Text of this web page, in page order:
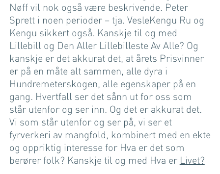
Nøff vil nok også være beskrivende. Peter
Sprett i noen perioder – tja. VesleKengu Ru og
Kengu sikkert også. Kanskje til og med
Lillebill og Den Aller Lillebilleste Av Alle? Og
kanskje er det akkurat det, at årets Prisvinner
er på en måte alt sammen, alle dyra i
Hundremeterskogen, alle egenskaper på en
gang. Hvertfall ser det sånn ut for oss som
står utenfor og ser inn. Og det er akkurat det.
Vi som står utenfor og ser på, vi ser et
fyrverkeri av mangfold, kombinert med en ekte
og oppriktig interesse for Hva er det som
berører folk? Kanskje til og med Hva er Livet?